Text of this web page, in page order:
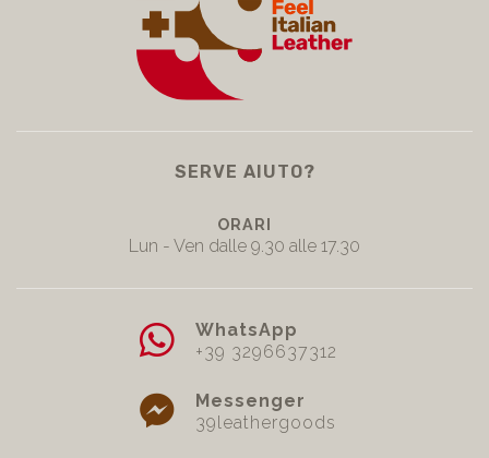
SERVE AIUTO?
ORARI
Lun - Ven dalle 9.30 alle 17.30
WhatsApp
+39 3296637312
Messenger
39leathergoods